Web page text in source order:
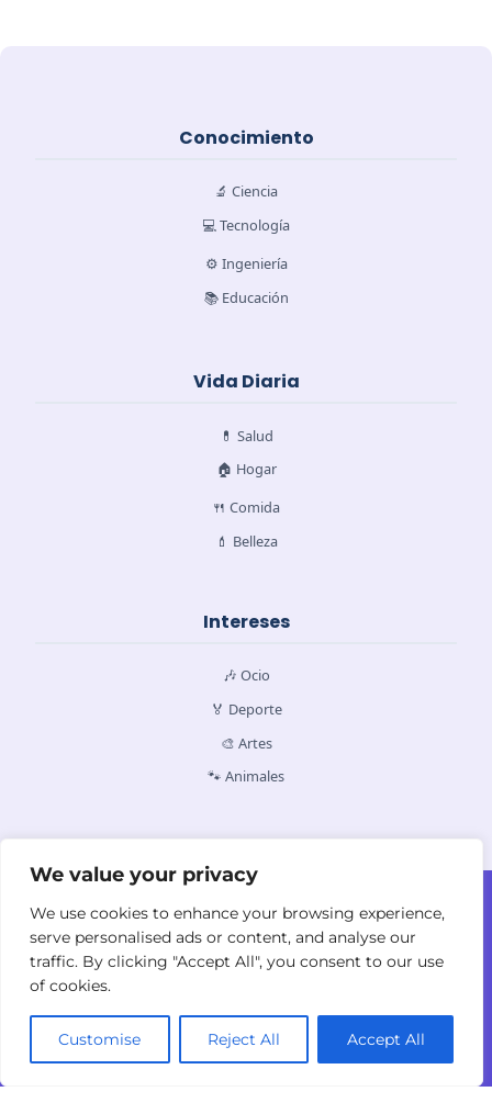
We value your privacy
We use cookies to enhance your browsing experience,
serve personalised ads or content, and analyse our
traffic. By clicking "Accept All", you consent to our use
of cookies.
Customise Reject All Accept All
Conocimiento
🔬 Ciencia
💻 Tecnología
⚙️ Ingeniería
📚 Educación
Vida Diaria
💊 Salud
🏠 Hogar
🍴 Comida
💄 Belleza
Intereses
🎶 Ocio
🏅 Deporte
🎨 Artes
🐾 Animales
Política de Privacidad
Términos y
Condiciones